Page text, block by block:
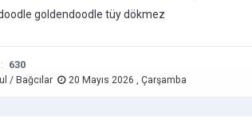
goldendoodle tüy dökmez
630
/ Bağcılar 20 Mayıs 2026 , Çarşamba